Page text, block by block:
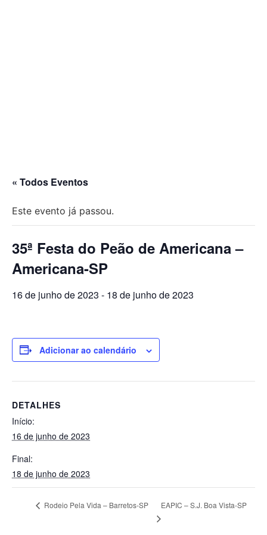
« Todos Eventos
Este evento já passou.
35ª Festa do Peão de Americana –
Americana-SP
16 de junho de 2023 - 18 de junho de 2023
Adicionar ao calendário
DETALHES
Início:
16 de junho de 2023
Final:
18 de junho de 2023
Rodeio Pela Vida – Barretos-SP EAPIC – S.J. Boa Vista-SP